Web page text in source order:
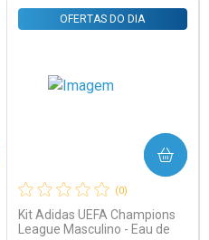
Comprar sem Desconto
Por R$ 64,90/cada
Comprar sem Desconto
Por R$ 64,90/cada
(0)
Kit Adidas UEFA Champions
League Masculino - Eau de
OFERTAS DO DIA
COMPRAR